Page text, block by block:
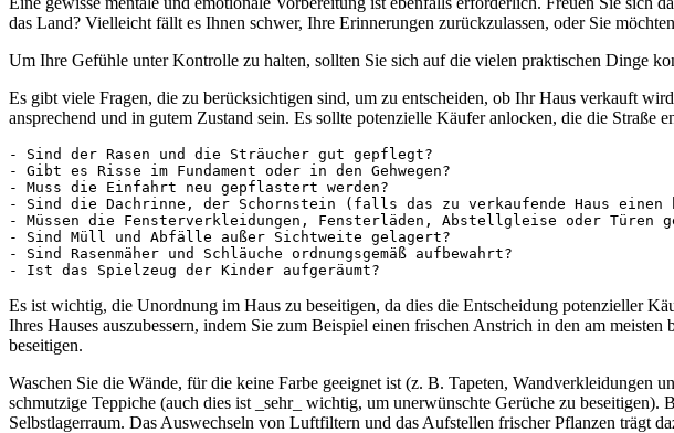
das Land? Vielleicht fällt es Ihnen schwer, Ihre Erinnerungen zurückzulassen, oder Sie
Um Ihre Gefühle unter Kontrolle zu halten, sollten Sie sich auf die vielen praktischen Dinge
Es gibt viele Fragen, die zu berücksichtigen sind, um zu entscheiden, ob Ihr Haus verkauft
ansprechend und in gutem Zustand sein. Es sollte potenzielle Käufer anlocken, die die Straße
- Sind der Rasen und die Sträucher gut gepflegt?
- Gibt es Risse im Fundament oder in den Gehwegen?
- Muss die Einfahrt neu gepflastert werden?
- Sind die Dachrinne, der Schornstein (falls das zu verkaufende Haus einen
- Müssen die Fensterverkleidungen, Fensterläden, Abstellgleise oder Türen
- Sind Müll und Abfälle außer Sichtweite gelagert?
- Sind Rasenmäher und Schläuche ordnungsgemäß aufbewahrt?
- Ist das Spielzeug der Kinder aufgeräumt?
Es ist wichtig, die Unordnung im Haus zu beseitigen, da dies die Entscheidung potenzieller
Ihres Hauses auszubessern, indem Sie zum Beispiel einen frischen Anstrich in den am
beseitigen.
Waschen Sie die Wände, für die keine Farbe geeignet ist (z. B. Tapeten, Wandverkleidungen
schmutzige Teppiche (auch dies ist _sehr_ wichtig, um unerwünschte Gerüche zu
Selbstlagerraum. Das Auswechseln von Luftfiltern und das Aufstellen frischer Pflanzen trägt